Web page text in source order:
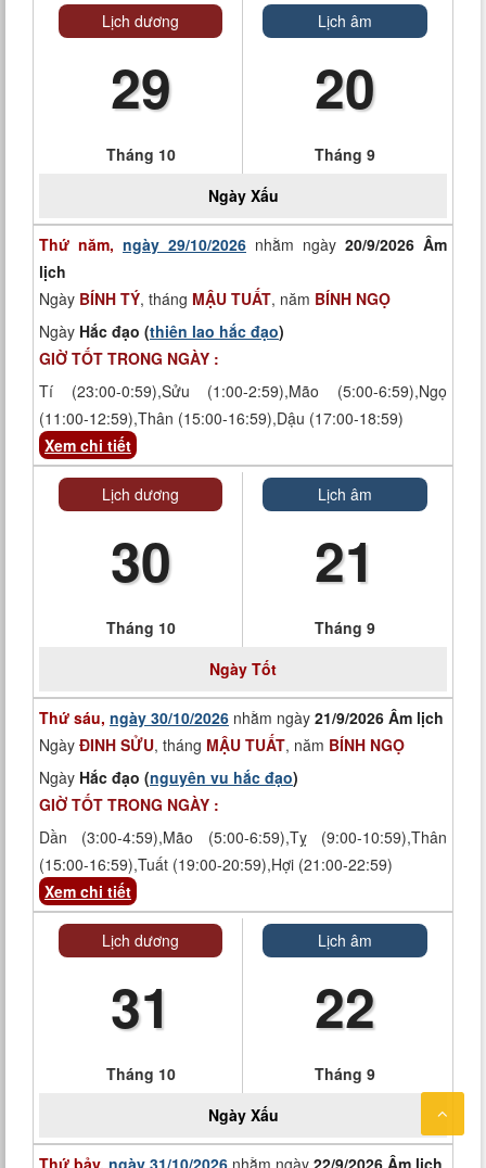
Lịch dương
29
Tháng 10
Lịch âm
20
Tháng 9
Ngày Xấu
Thứ năm, ngày 29/10/2026 nhằm ngày 20/9/2026 Âm
lịch
Ngày BÍNH TÝ, tháng MẬU TUẤT, năm BÍNH NGỌ
Ngày Hắc đạo (thiên lao hắc đạo)
GIỜ TỐT TRONG NGÀY :
Tí (23:00-0:59),Sửu (1:00-2:59),Mão (5:00-6:59),Ngọ
(11:00-12:59),Thân (15:00-16:59),Dậu (17:00-18:59)
Xem chi tiết
Lịch dương
30
Tháng 10
Lịch âm
21
Tháng 9
Ngày Tốt
Thứ sáu, ngày 30/10/2026 nhằm ngày 21/9/2026 Âm lịch
Ngày ĐINH SỬU, tháng MẬU TUẤT, năm BÍNH NGỌ
Ngày Hắc đạo (nguyên vu hắc đạo)
GIỜ TỐT TRONG NGÀY :
Dần (3:00-4:59),Mão (5:00-6:59),Tỵ (9:00-10:59),Thân
(15:00-16:59),Tuất (19:00-20:59),Hợi (21:00-22:59)
Xem chi tiết
Lịch dương
31
Tháng 10
Lịch âm
22
Tháng 9
Ngày Xấu
Thứ bảy, ngày 31/10/2026 nhằm ngày 22/9/2026 Âm lịch